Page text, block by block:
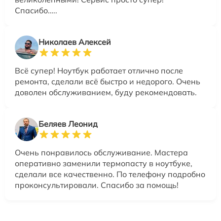
Спасибо…..
Николаев Алексей
Всё супер! Ноутбук работает отлично после
ремонта, сделали всё быстро и недорого. Очень
доволен обслуживанием, буду рекомендовать.
Беляев Леонид
Очень понравилось обслуживание. Мастера
оперативно заменили термопасту в ноутбуке,
сделали все качественно. По телефону подробно
проконсультировали. Спасибо за помощь!